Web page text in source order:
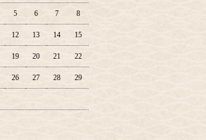
5 6 7 8
12 13 14 15
19 20 21 22
26 27 28 29